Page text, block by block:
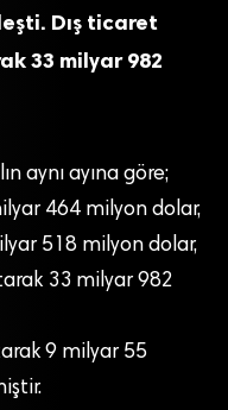
Dış ticaret
33 milyar 982
aynı ayına göre;
464 milyon dolar,
518 milyon dolar,
33 milyar 982
9 milyar 55